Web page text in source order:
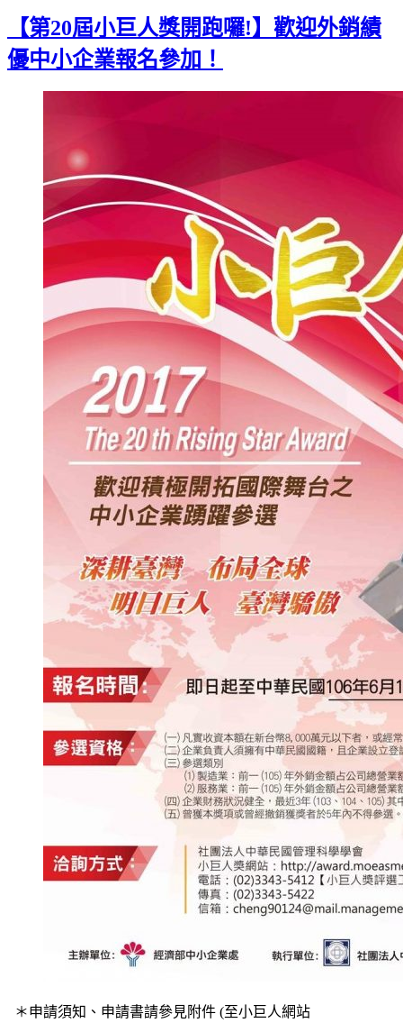
【第20屆小巨人獎開跑囉!】歡迎外銷績
優中小企業報名參加！
＊申請須知、申請書請參見附件 (至小巨人網站